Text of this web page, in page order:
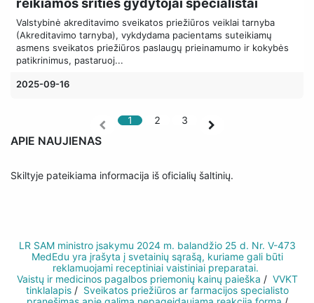
Valstybinė akreditavimo sveikatos priežiūros veiklai tarnyba
(Akreditavimo tarnyba), vykdydama pacientams suteikiamų
asmens sveikatos priežiūros paslaugų prieinamumo ir kokybės
patikrinimus, pastaruoj...
2025-09-16
1 2 3
APIE NAUJIENAS
Skiltyje pateikiama informacija iš oficialių šaltinių.
LR SAM ministro įsakymu 2024 m. balandžio 25 d. Nr. V-473
MedEdu yra įrašyta į svetainių sąrašą, kuriame gali būti
reklamuojami receptiniai vaistiniai prepa​rata​i.
Vaistų ir medicinos pagalbos priemonių kainų paieška / VVKT
tinklalapis/ Sveikatos priežiūros ar farmacijos specialisto